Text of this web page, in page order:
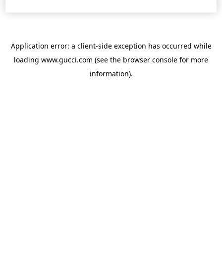
Application error: a client-side exception has occurred while
loading www.gucci.com (see the browser console for more
information).